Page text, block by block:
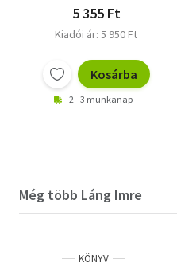
5 355 Ft
Kiadói ár: 5 950 Ft
Kosárba
2 - 3 munkanap
Még több Láng Imre
KÖNYV